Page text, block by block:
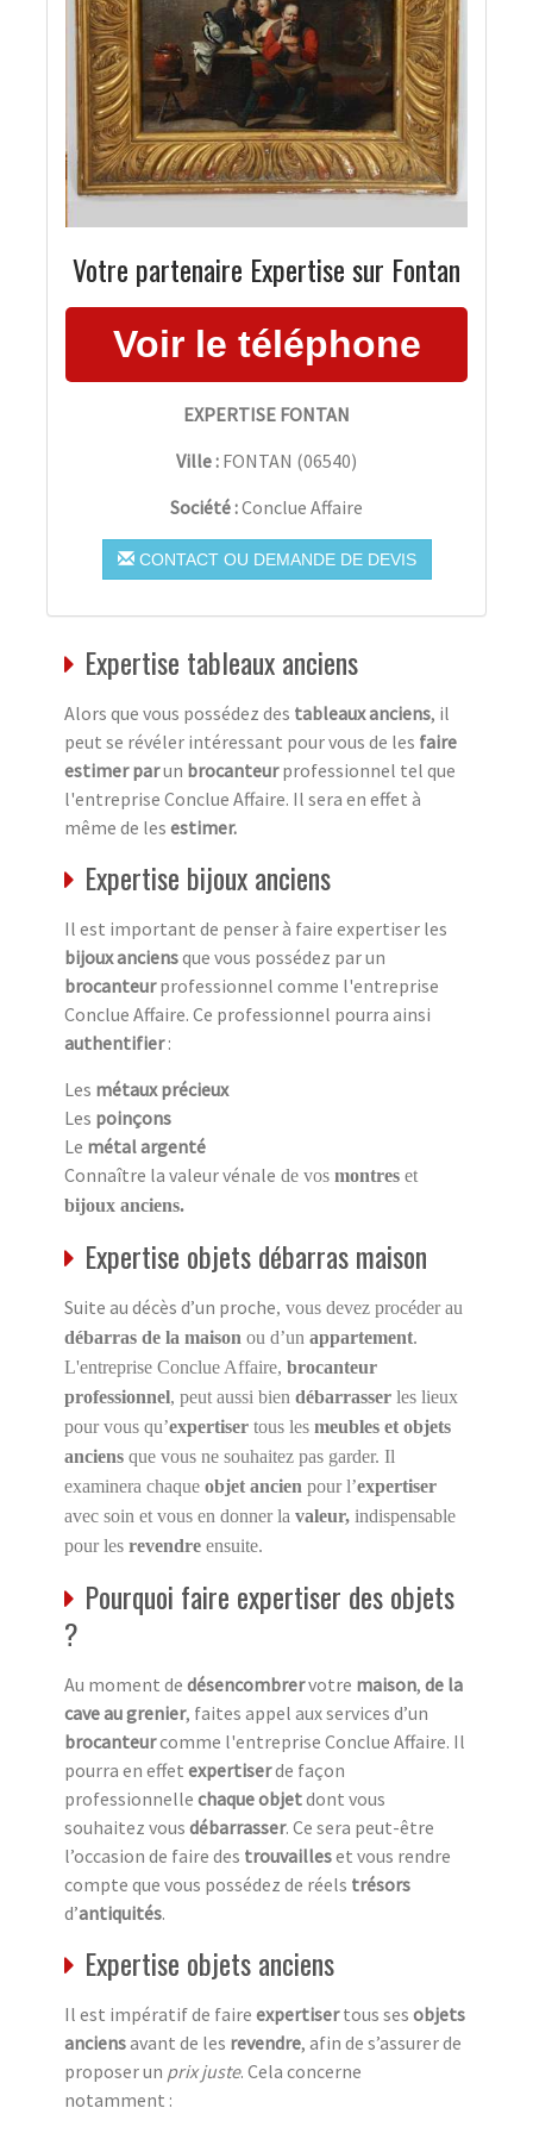
Votre partenaire Expertise sur Fontan
EXPERTISE FONTAN
Ville : FONTAN (06540)
Société :Conclue Affaire
CONTACT OU DEMANDE DE DEVIS
Expertise tableaux anciens
Alors que vous possédez des tableaux anciens, il
peut se révéler intéressant pour vous de les faire
estimer parun brocanteurprofessionnel tel que
l'entreprise Conclue Affaire. Il sera en effet à
même de les estimer.
Expertise bijoux anciens
Il est important de penser à faire expertiser les
bijoux anciensque vous possédez par un
brocanteurprofessionnel comme l'entreprise
Conclue Affaire. Ce professionnel pourra ainsi
authentifier:
Les métaux précieux
Les poinçons
Le métal argenté
Connaître la valeur vénale de vos montres et
bijoux anciens.
Expertise objets débarras maison
Suite au décès d’un proche, vous devez procéder au
débarras de la maison ou d’un appartement.
L'entreprise Conclue Affaire, brocanteur
professionnel, peut aussi bien débarrasser les lieux
pour vous qu’expertiser tous les meubles et objets
anciens que vous ne souhaitez pas garder. Il
examinera chaque objet ancien pour l’expertiser
avec soin et vous en donner la valeur, indispensable
pour les revendre ensuite.
Pourquoi faire expertiser des objets
?
Au moment de désencombrervotre maison, de la
cave au grenier, faites appel aux services d’un
brocanteurcomme l'entreprise Conclue Affaire. Il
pourra en effet expertiserde façon
professionnelle chaque objetdont vous
souhaitez vous débarrasser. Ce sera peut-être
l’occasion de faire des trouvailleset vous rendre
compte que vous possédez de réels trésors
d’antiquités.
Expertise objets anciens
Il est impératif de faire expertisertous ses objets
anciensavant de les revendre, afin de s’assurer de
proposer un prix juste. Cela concerne
notamment :